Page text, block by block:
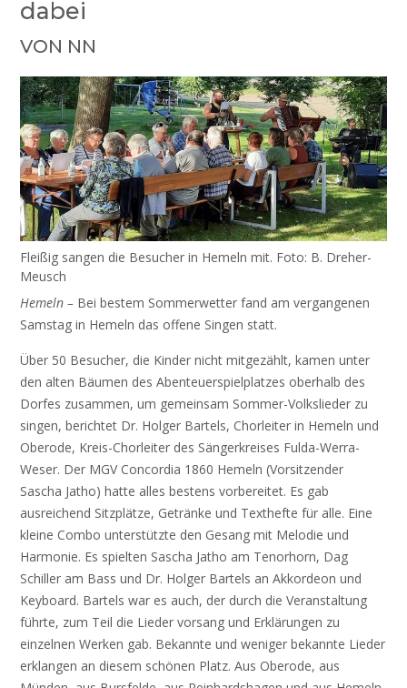
dabei
VON NN
Fleißig sangen die Besucher in Hemeln mit. Foto: B. Dreher-
Meusch
Hemeln – Bei bestem Sommerwetter fand am vergangenen
Samstag in Hemeln das offene Singen statt.
Über 50 Besucher, die Kinder nicht mitgezählt, kamen unter
den alten Bäumen des Abenteuerspielplatzes oberhalb des
Dorfes zusammen, um gemeinsam Sommer-Volkslieder zu
singen, berichtet Dr. Holger Bartels, Chorleiter in Hemeln und
Oberode, Kreis-Chorleiter des Sängerkreises Fulda-Werra-
Weser. Der MGV Concordia 1860 Hemeln (Vorsitzender
Sascha Jatho) hatte alles bestens vorbereitet. Es gab
ausreichend Sitzplätze, Getränke und Texthefte für alle. Eine
kleine Combo unterstützte den Gesang mit Melodie und
Harmonie. Es spielten Sascha Jatho am Tenorhorn, Dag
Schiller am Bass und Dr. Holger Bartels an Akkordeon und
Keyboard. Bartels war es auch, der durch die Veranstaltung
führte, zum Teil die Lieder vorsang und Erklärungen zu
einzelnen Werken gab. Bekannte und weniger bekannte Lieder
erklangen an diesem schönen Platz. Aus Oberode, aus